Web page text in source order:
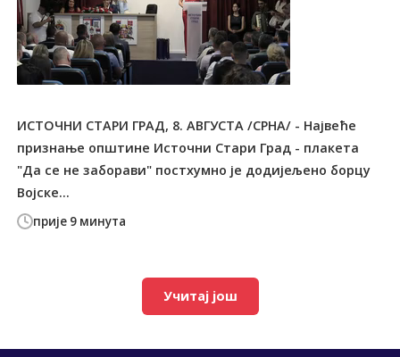
прије 9 минута
ИСТОЧНИ СТАРИ ГРАД, 8. АВГУСТА /СРНА/ - Највеће
признање општине Источни Стари Град - плакета
"Да се не заборави" постхумно је додијељено борцу
Војске...
Учитај још